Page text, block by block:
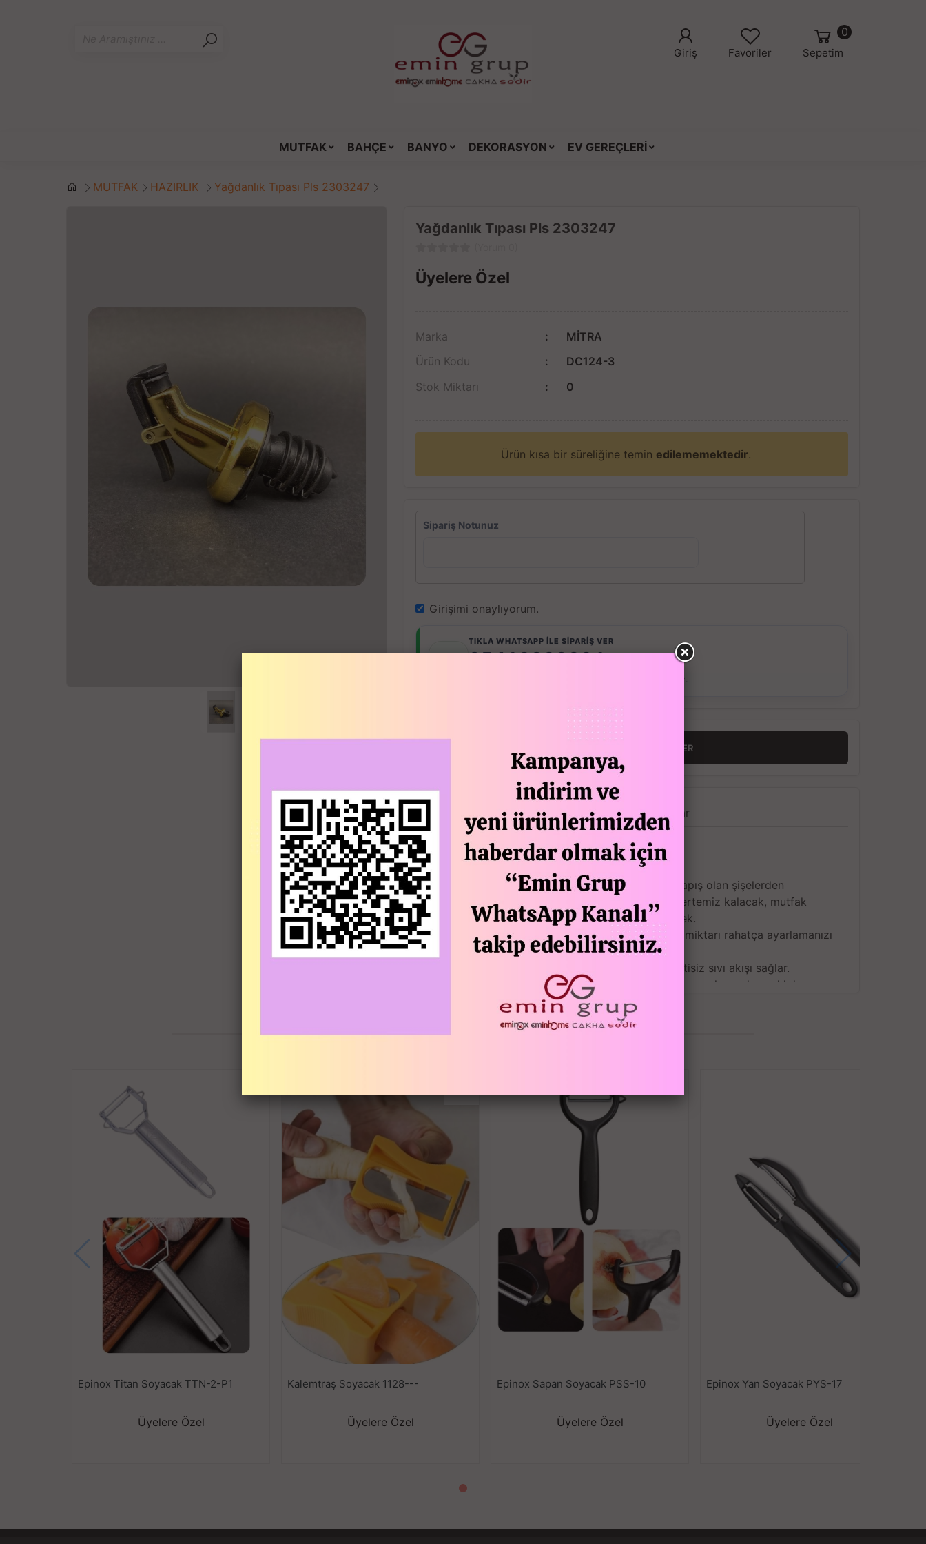
Sepetim
0
Favoriler
Giriş
MUTFAK BAHÇE BANYO DEKORASYON EV GEREÇLERİ
MUTFAK HAZIRLIK Yağdanlık Tıpası Pls 2303247
Yağdanlık Tıpası Pls 2303247
Üyelere Özel
Marka
MİTRA
Ürün Kodu
DC124-3
Stok Miktarı
0
Ürün kısa bir süreliğine temin edilememektedir.
Sipariş Notunuz
Girişimi onaylıyorum.
TIKLA WHATSAPP İLE SİPARİŞ VER
05413802001
7x24 Whatsapp Üzerinden de Sipariş Verebilirsiniz.
STOGA GIRINCE HABER VER
Açıklama Yorumlar
1 adet fiyatıdır.
Boy: 8 cm
Mutfakta çok fazla vakit geçiriyorsanız dışı yapış yapış olan şişelerden
bıkmışsınızdır bu küçük aparat sayesinde elleriniz tertemiz kalacak, mutfak
zemininizi şişelerden sızan maddelerle kirlenmeyecek.
Şişenin ağzına sıkıca yerleşerek koymak istediğiniz miktarı rahatça ayarlamanızı
sağlar.
Döküm sırasında sıvının damlamasını engeller, kesintisiz sıvı akışı sağlar.
Plastik malzemeden imal edilmiş olup düşmeye kırılmaya karşı dayanıklıdır.
Alt kısmındaki özel dizaynı sayesinde şişeye sıkıca yerleştirmenizi sağlar.
İLGILI ÜRÜNLER
Epinox Titan Soyacak TTN-2-P1
Üyelere Özel
Kalemtraş Soyacak 1128---
Üyelere Özel
Epinox Sapan Soyacak PSS-10
Üyelere Özel
Epinox Yan Soyacak PYS-17
Üyelere Özel